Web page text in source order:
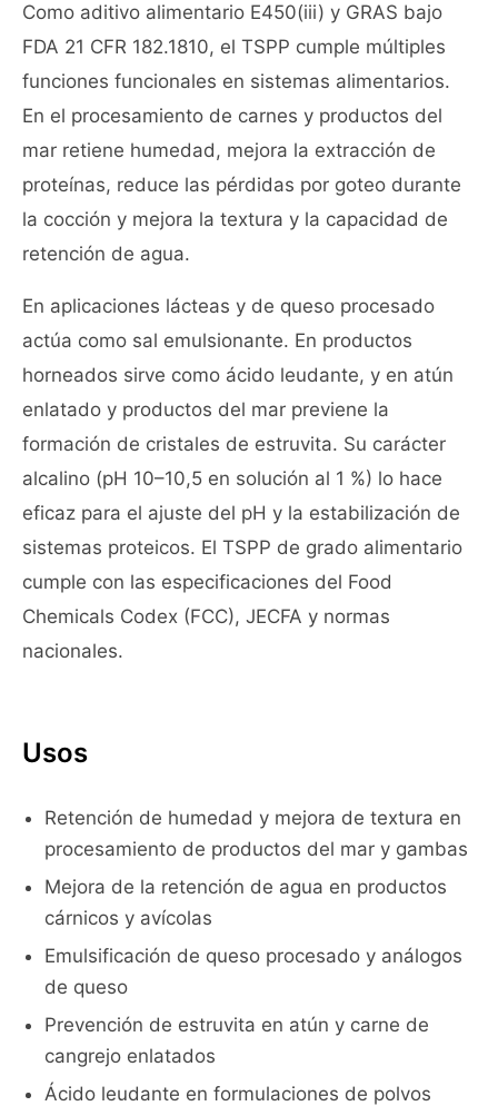
Como aditivo alimentario E450(iii) y GRAS bajo
FDA 21 CFR 182.1810, el TSPP cumple múltiples
funciones funcionales en sistemas alimentarios.
En el procesamiento de carnes y productos del
mar retiene humedad, mejora la extracción de
proteínas, reduce las pérdidas por goteo durante
la cocción y mejora la textura y la capacidad de
retención de agua.
En aplicaciones lácteas y de queso procesado
actúa como sal emulsionante. En productos
horneados sirve como ácido leudante, y en atún
enlatado y productos del mar previene la
formación de cristales de estruvita. Su carácter
alcalino (pH 10–10,5 en solución al 1 %) lo hace
eficaz para el ajuste del pH y la estabilización de
sistemas proteicos. El TSPP de grado alimentario
cumple con las especificaciones del Food
Chemicals Codex (FCC), JECFA y normas
nacionales.
Usos
Retención de humedad y mejora de textura en
procesamiento de productos del mar y gambas
Mejora de la retención de agua en productos
cárnicos y avícolas
Emulsificación de queso procesado y análogos
de queso
Prevención de estruvita en atún y carne de
cangrejo enlatados
Ácido leudante en formulaciones de polvos